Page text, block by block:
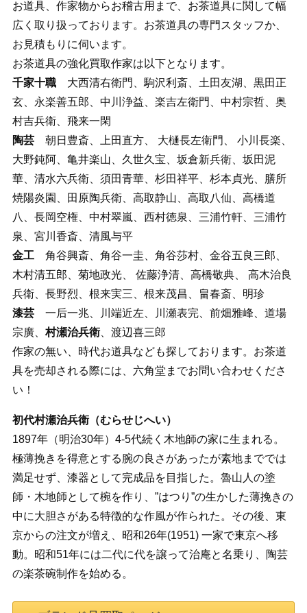
お道具、作家物からお稽古用まで、お茶道具に関して幅
広く取り扱っております。お茶道具の専門スタッフか、
お見積もりに伺います。
お茶道具の強化買取作家は以下となります。
千家十職大西清右衛門、駒沢利斎、土田友湖、黒田正
玄、永楽善五郎、中川浄益、楽吉左衛門、中村宗哲、奥
村吉兵衛、飛来一閑
陶芸朝日豊斎、上田直方、 大樋長左衛門、 小川長楽、
大野鈍阿、亀井楽山、久世久宝、坂倉新兵衛、坂田泥
華、清水六兵衛、須田青華、杉田祥平、杉本貞光、膳所
焼陽炎園、田原陶兵衛、高取静山、高取八仙、高橋道
八、長岡空権、中村翠嵐、西村徳泉、三浦竹軒、三浦竹
泉、宮川香斎、清風与平
金工角谷興斎、角谷一圭、角谷莎村、金谷五良三郎、
木村清五郎、菊地政光、 佐藤浄清、高橋敬典、 高木治良
兵衛、長野烈、根来実三、根来茂昌、畠春斎、明珍
漆芸一后一兆、川端近左、川瀬表完、前畑雅峰、道場
宗廣、村瀬治兵衛、渡辺喜三郎
作家の無い、時代お道具なども探しております。お茶道
具を売却される際には、六角堂までお問い合わせくださ
い！
初代村瀬治兵衛（むらせじへい）
1897年（明治30年）4-5代続く木地師の家に生まれる。
極薄挽きを得意とする腕の良さがあったが素地まででは
満足せず、漆器として完成品を目指した。魯山人の塗
師・木地師として椀を作り、”はつり”の生かした薄挽きの
中に大胆さがある特徴的な作風が作られた。その後、東
京からの注文が増え、昭和26年(1951) 一家で東京へ移
動。昭和51年には二代に代を譲って治庵と名乗り、陶芸
の楽茶碗制作を始める。